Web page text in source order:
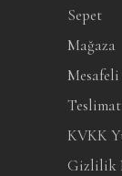
Sepet
Mağaza
Mesafeli
KVKK
Gizlilik